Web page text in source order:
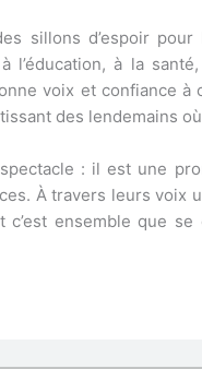
sillons d’espoir
l’éducation, à la
voix et confiance
des lendemains
: il est une
À travers leurs
ensemble que